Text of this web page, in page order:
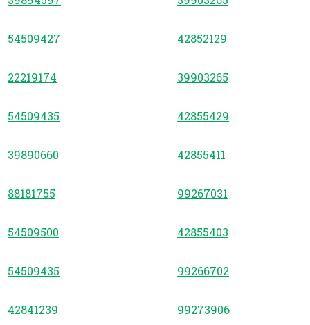
54509427 42852129
22219174 39903265
54509435 42855429
39890660 42855411
88181755 99267031
54509500 42855403
54509435 99266702
42841239 99273906